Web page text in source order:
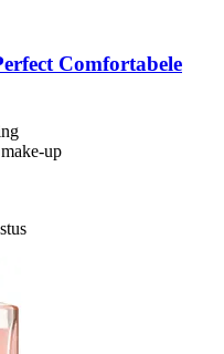
Comfortabele
up